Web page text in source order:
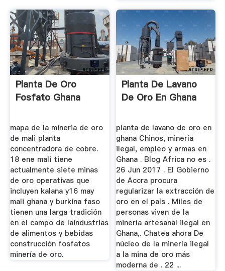
Planta De Oro
Fosfato Ghana
mapa de la mineria de oro
de mali planta
concentradora de cobre.
18 ene mali tiene
actualmente siete minas
de oro operativas que
incluyen kalana y16 may
mali ghana y burkina faso
tienen una larga tradición
en el campo de laindustrias
de alimentos y bebidas
construcción fosfatos
minería de oro.
Planta De Lavano
De Oro En Ghana
planta de lavano de oro en
ghana Chinos, minería
ilegal, empleo y armas en
Ghana . Blog Africa no es .
26 Jun 2017 . El Gobierno
de Accra procura
regularizar la extracción de
oro en el país . Miles de
personas viven de la
minería artesanal ilegal en
Ghana,. Chatea ahora De
núcleo de la minería ilegal
a la mina de oro más
moderna de . 22 ...